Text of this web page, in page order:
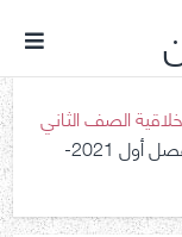
الصف الثاني
دليل المعلم تربية أخلاقية ثاني عشر فصل أول 2021-